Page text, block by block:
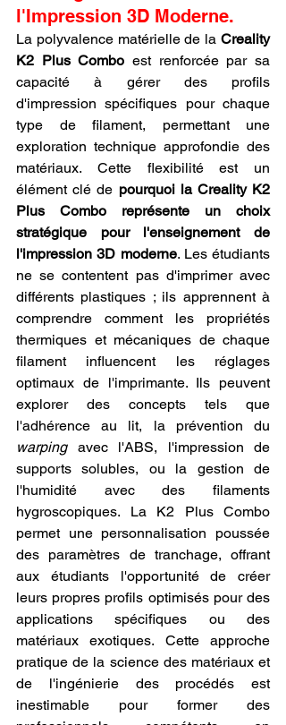
l'Impression 3D Moderne.
La polyvalence matérielle de la Creality
K2 Plus Combo est renforcée par sa
capacité à gérer des profils
d'impression spécifiques pour chaque
type de filament, permettant une
exploration technique approfondie des
matériaux. Cette flexibilité est un
élément clé de pourquoi la Creality K2
Plus Combo représente un choix
stratégique pour l'enseignement de
l'impression 3D moderne. Les étudiants
ne se contentent pas d'imprimer avec
différents plastiques ; ils apprennent à
comprendre comment les propriétés
thermiques et mécaniques de chaque
filament influencent les réglages
optimaux de l'imprimante. Ils peuvent
explorer des concepts tels que
warping avec l'ABS, l'impression de
supports solubles, ou la gestion de
l'humidité avec des filaments
hygroscopiques. La K2 Plus Combo
permet une personnalisation poussée
des paramètres de tranchage, offrant
aux étudiants l'opportunité de créer
leurs propres profils optimisés pour des
applications spécifiques ou des
matériaux exotiques. Cette approche
pratique de la science des matériaux et
de l'ingénierie des procédés est
inestimable pour former des